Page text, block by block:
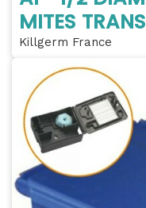
MITES
Killgerm France